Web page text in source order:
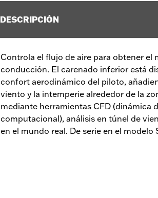
DESCRIPCIÓN
Controla el flujo de aire para obtener el
conducción. El carenado inferior está
confort aerodinámico del piloto,
viento y la intemperie alrededor de la
mediante herramientas CFD (dinámica
computacional), análisis en túnel de
en el mundo real. De serie en el modelo